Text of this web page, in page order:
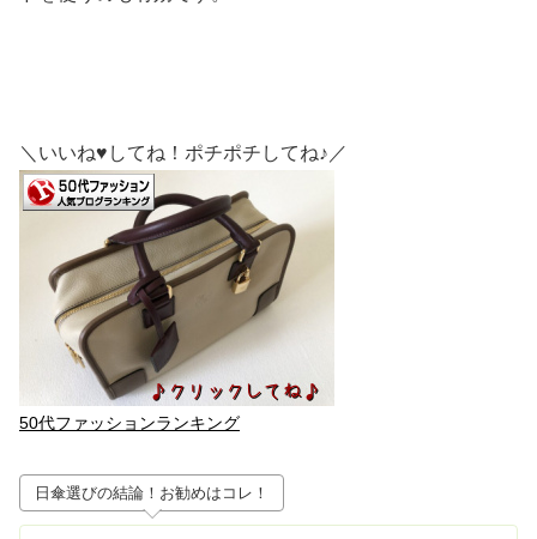
＼いいね♥してね！ポチポチしてね♪／
50代ファッションランキング
日傘選びの結論！お勧めはコレ！